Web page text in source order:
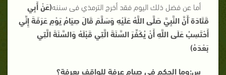
أما عن فضل ذلك اليوم فقد أخرج الترمذي فى سننه(عَنْ أَبِي
قَتَادَة َأَنَّ النَّبِيَّ صَلَّى اللَّهُ عَلَيْهِ وَسَلَّمَ قَالَ صِيَامُ يَوْمِ عَرَفَةَ إِنِّي
أَحْتَسِبُ عَلَى اللَّهِ أَنْ يُكَفِّرَ السَّنَةَ الَّتِي قَبْلَهُ وَالسَّنَةَ الَّتِي
بَعْدَهُ)
س:وما الحكم في صيام عرفة للواقف بعرفة؟